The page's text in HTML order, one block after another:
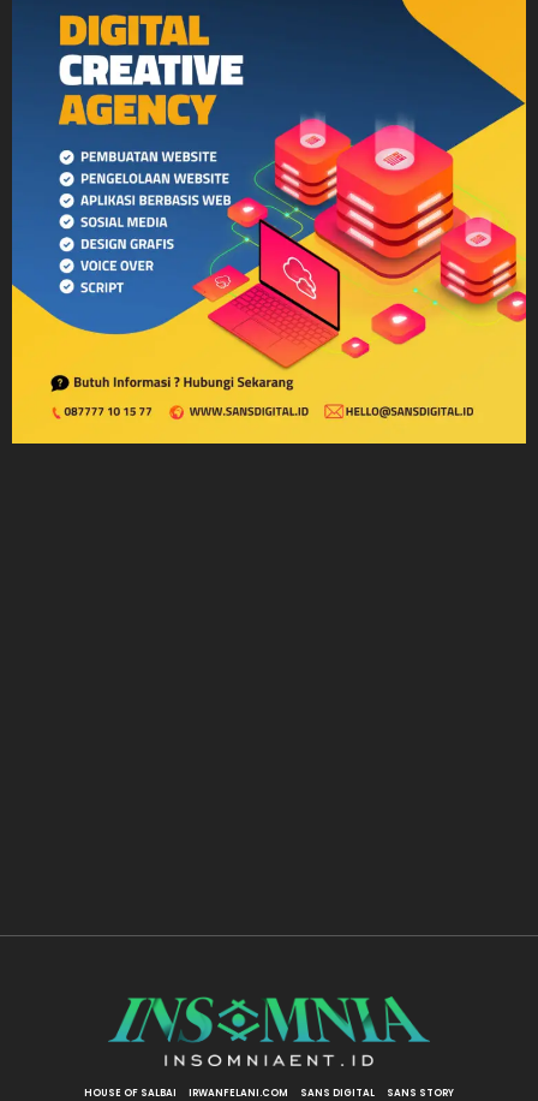
HOUSE OF SALBAI IRWANFELANI.COM SANS DIGITAL SANS STORY